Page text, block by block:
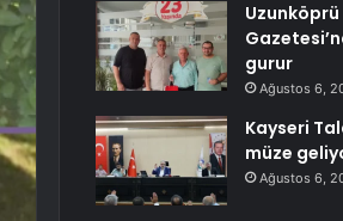
Uzunköprü
gurur
Ağustos 6,
Kayseri
müze
Ağustos 6,